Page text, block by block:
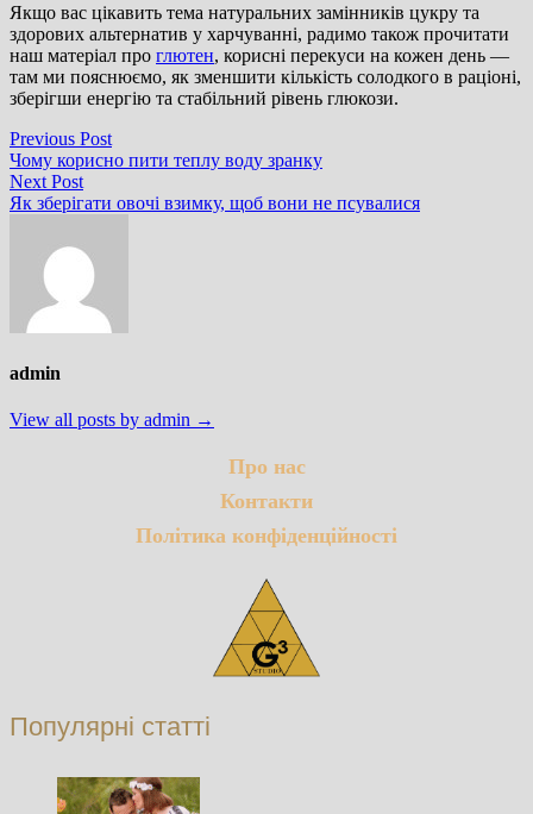
Якщо вас цікавить тема натуральних замінників цукру та
здорових альтернатив у харчуванні, радимо також прочитати
наш матеріал про глютен, корисні перекуси на кожен день —
там ми пояснюємо, як зменшити кількість солодкого в раціоні,
зберігши енергію та стабільний рівень глюкози.
Навігація
записів
Previous PostPrevious
post:
Чому корисно пити теплу воду зранку
Next PostNext
post:
Як зберігати овочі взимку, щоб вони не псувалися
admin
View all posts by admin →
Про нас
Контакти
Політика конфіденційності
Популярні статті